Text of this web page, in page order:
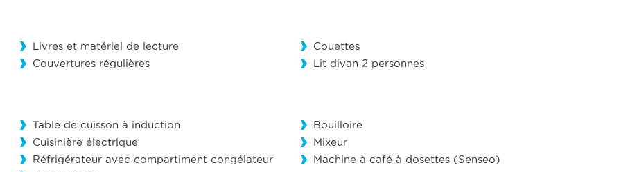
Livres et matériel de lecture
Couvertures régulières
Couettes
Lit divan 2 personnes
Table de cuisson à induction
Cuisinière électrique
Réfrigérateur avec compartiment congélateur
Bouilloire
Mixeur
Machine à café à dosettes (Senseo)